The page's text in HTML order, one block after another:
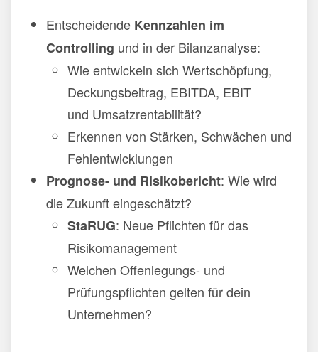
Entscheidende Kennzahlen im
Controlling und in der Bilanzanalyse:
Wie entwickeln sich Wertschöpfung,
Deckungsbeitrag, EBITDA, EBIT
und Umsatzrentabilität?
Erkennen von Stärken, Schwächen und
Fehlentwicklungen
Prognose- und Risikobericht: Wie wird
die Zukunft eingeschätzt?
StaRUG: Neue Pflichten für das
Risikomanagement
Welchen Offenlegungs- und
Prüfungspflichten gelten für dein
Unternehmen?